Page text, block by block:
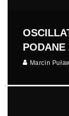
Marcin